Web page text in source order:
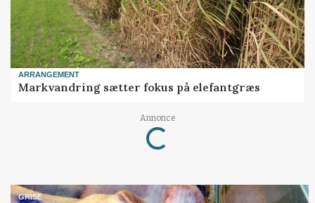
ARRANGEMENT
Markvandring sætter fokus på elefantgræs
Annonce
Loading...
GRISE